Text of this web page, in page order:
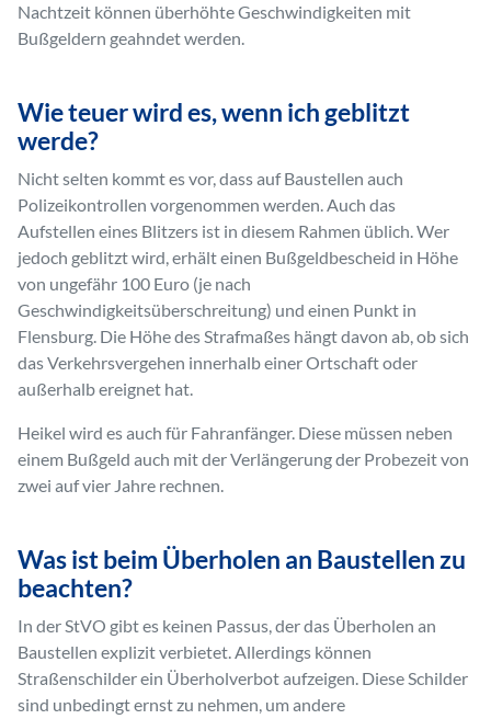
Nachtzeit können überhöhte Geschwindigkeiten mit
Bußgeldern geahndet werden.
Wie teuer wird es, wenn ich geblitzt
werde?
Nicht selten kommt es vor, dass auf Baustellen auch
Polizeikontrollen vorgenommen werden. Auch das
Aufstellen eines Blitzers ist in diesem Rahmen üblich. Wer
jedoch geblitzt wird, erhält einen Bußgeldbescheid in Höhe
von ungefähr 100 Euro (je nach
Geschwindigkeitsüberschreitung) und einen Punkt in
Flensburg. Die Höhe des Strafmaßes hängt davon ab, ob sich
das Verkehrsvergehen innerhalb einer Ortschaft oder
außerhalb ereignet hat.
Heikel wird es auch für Fahranfänger. Diese müssen neben
einem Bußgeld auch mit der Verlängerung der Probezeit von
zwei auf vier Jahre rechnen.
Was ist beim Überholen an Baustellen zu
beachten?
In der StVO gibt es keinen Passus, der das Überholen an
Baustellen explizit verbietet. Allerdings können
Straßenschilder ein Überholverbot aufzeigen. Diese Schilder
sind unbedingt ernst zu nehmen, um andere